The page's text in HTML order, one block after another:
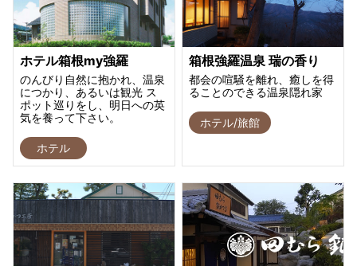
ホテル箱根my強羅
のんびり自然に抱かれ、温泉
につかり、あるいは観光 ス
ポット巡りをし、明日への英
気を養って下さい。
ホテル
箱根強羅温泉 瑞の香り
都会の喧騒を離れ、癒しを得
ることのできる温泉隠れ家
ホテル/旅館